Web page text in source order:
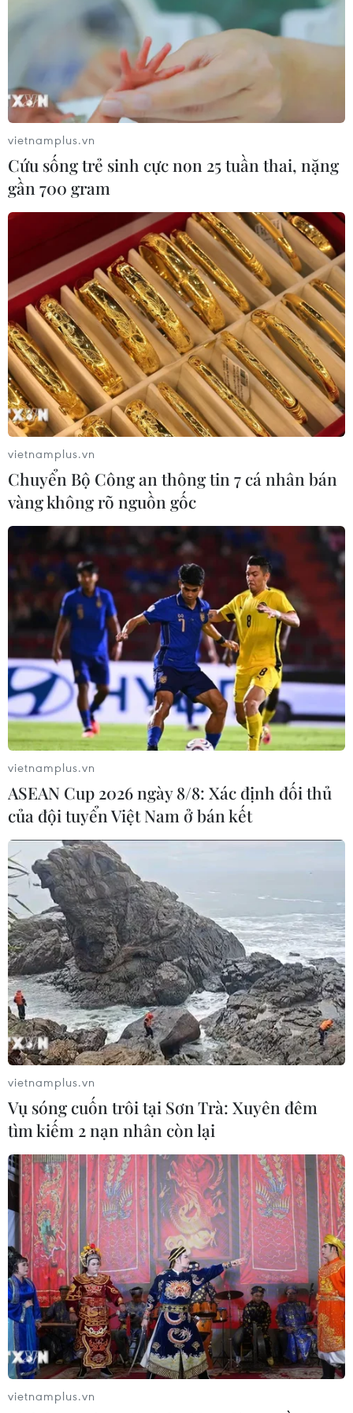
vietnamplus.vn
Cứu sống trẻ sinh cực non 25 tuần thai, nặng
gần 700 gram
vietnamplus.vn
Chuyển Bộ Công an thông tin 7 cá nhân bán
vàng không rõ nguồn gốc
vietnamplus.vn
ASEAN Cup 2026 ngày 8/8: Xác định đối thủ
của đội tuyển Việt Nam ở bán kết
vietnamplus.vn
Vụ sóng cuốn trôi tại Sơn Trà: Xuyên đêm
tìm kiếm 2 nạn nhân còn lại
vietnamplus.vn